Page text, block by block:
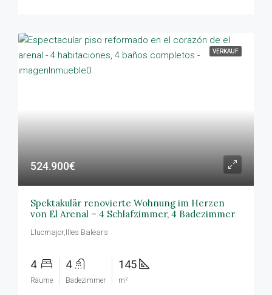
VERKAUF
524.900€
Spektakulär renovierte Wohnung im Herzen
von El Arenal – 4 Schlafzimmer, 4 Badezimmer
Llucmajor,Illes Balears
4
Räume
4
Badezimmer
145
m²